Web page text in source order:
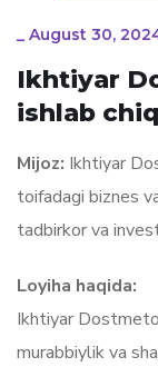
_ August 30,
Ikhtiyar
ishlab
Mijoz: Ikhtiyar
toifadagi biznes
tadbirkor va
Loyiha haqida:
Ikhtiyar
murabbiylik va